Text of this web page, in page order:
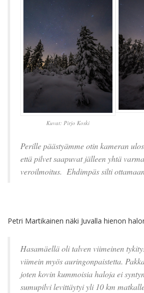
Kuvat: Pirjo Koski
Perille päästyämme otin kameran
että pilvet saapuvat jälleen yhtä
veroilmoitus. Ehdimpäs silti
Petri Martikainen näki Juvalla hienon
Hasamäellä oli talven viimeinen
viimein myös auringonpaistetta.
joten kovin kummoisia haloja ei
sumupilvi levittäytyi yli 10 km